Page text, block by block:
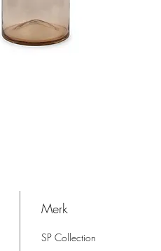
Merk
SP Collection